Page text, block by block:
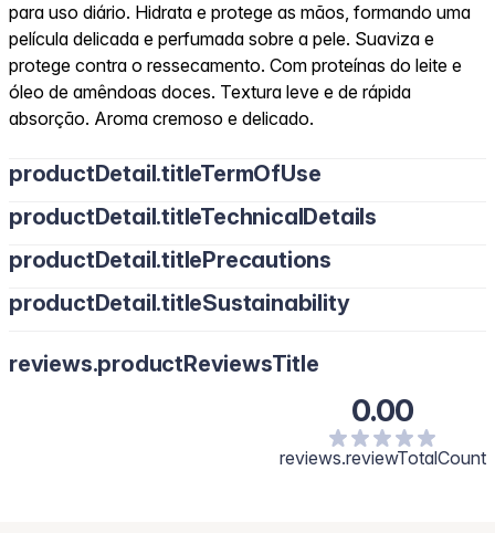
para uso diário. Hidrata e protege as mãos, formando uma
película delicada e perfumada sobre a pele. Suaviza e
protege contra o ressecamento. Com proteínas do leite e
óleo de amêndoas doces. Textura leve e de rápida
absorção. Aroma cremoso e delicado.
productDetail.titleTermOfUse
productDetail.titleTechnicalDetails
productDetail.titlePrecautions
productDetail.titleSustainability
reviews.productReviewsTitle
0.00
reviews.reviewTotalCount